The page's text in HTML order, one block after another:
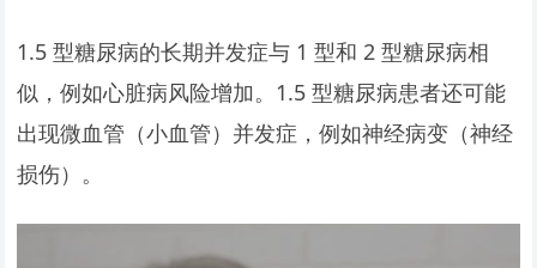
1.5 型糖尿病的长期并发症与 1 型和 2 型糖尿病相
似，例如心脏病风险增加。1.5 型糖尿病患者还可能
出现微血管（小血管）并发症，例如神经病变（神经
损伤）。